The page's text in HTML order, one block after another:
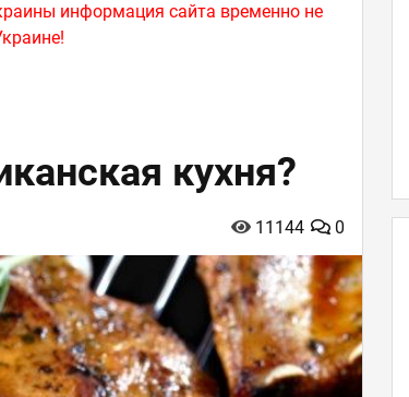
информация сайта временно не
кухня?
0
11144